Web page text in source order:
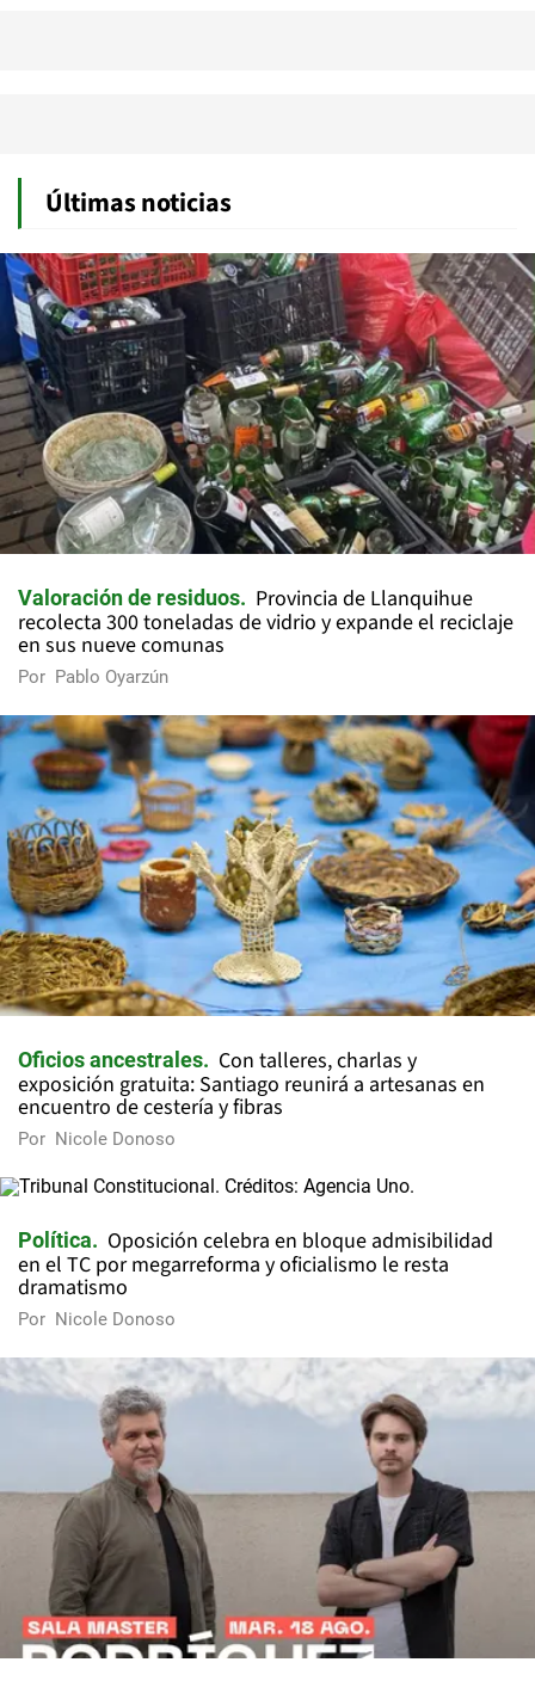
Últimas noticias
Valoración de residuos
Provincia de Llanquihue
recolecta 300 toneladas de vidrio y expande el reciclaje
en sus nueve comunas
Por Pablo Oyarzún
Oficios ancestrales
Con talleres, charlas y
exposición gratuita: Santiago reunirá a artesanas en
encuentro de cestería y fibras
Por Nicole Donoso
Política
Oposición celebra en bloque admisibilidad
en el TC por megarreforma y oficialismo le resta
dramatismo
Por Nicole Donoso